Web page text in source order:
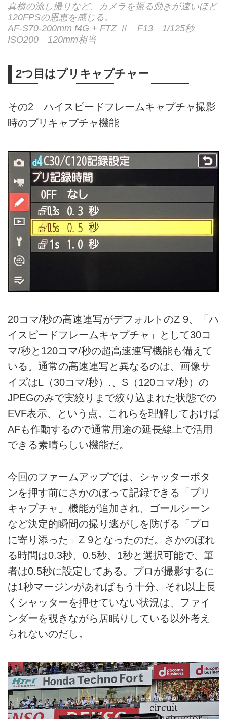
真横の流し撮りなど、カメラを振る動きが速いほど
120FPSの恩恵を感じる。
AF-S70-200mm f4G + FTZ Ⅱ F13 1/125秒
ISO200 120mm相当
2つ目はプリキャプチャー
その2 ハイスピードフレームキャプチャ撮影
時のプリキャプチャ機能
20コマ/秒の高速連写がデフォルトのZ 9、「ハ
イスピードフレームキャプチャ」として30コ
マ/秒と120コマ/秒の超高速連写機能も備えて
いる。通常の高速連写と異なるのは、画像サ
イズはL（30コマ/秒）.、S（120コマ/秒）の
JPEGのみで実絞りまで絞り込まれた状態での
EVF表示、という点。これらを理解しておけば
AFも作動するので通常用途の延長線上で活用
できる素晴らしい機能だ。
今回のファームアップでは、シャッターボタ
ンを押す前にさかのぼって記録できる「プリ
キャプチャ」機能が追加され、ゴールシーン
など決定的瞬間の撮り逃がしを防げる「プロ
に寄り添った」Z 9となったのだ。さかのぼれ
る時間は0.3秒、0.5秒、1秒と選択可能で、筆
者は0.5秒に設定してある。プロが撮影するに
は1秒マージンがあればもう十分、それ以上長
くシャッターを押せていない状況は、ファイ
ンダーを覗きながら居眠りしている以外考え
られないのだし。